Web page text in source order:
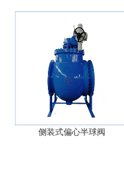
侧装式偏心半球阀